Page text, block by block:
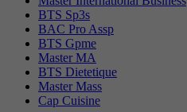
BTS Sp3s
BAC Pro Assp
BTS Gpme
Master MA
BTS Dietetique
Master Mass
Cap Cuisine